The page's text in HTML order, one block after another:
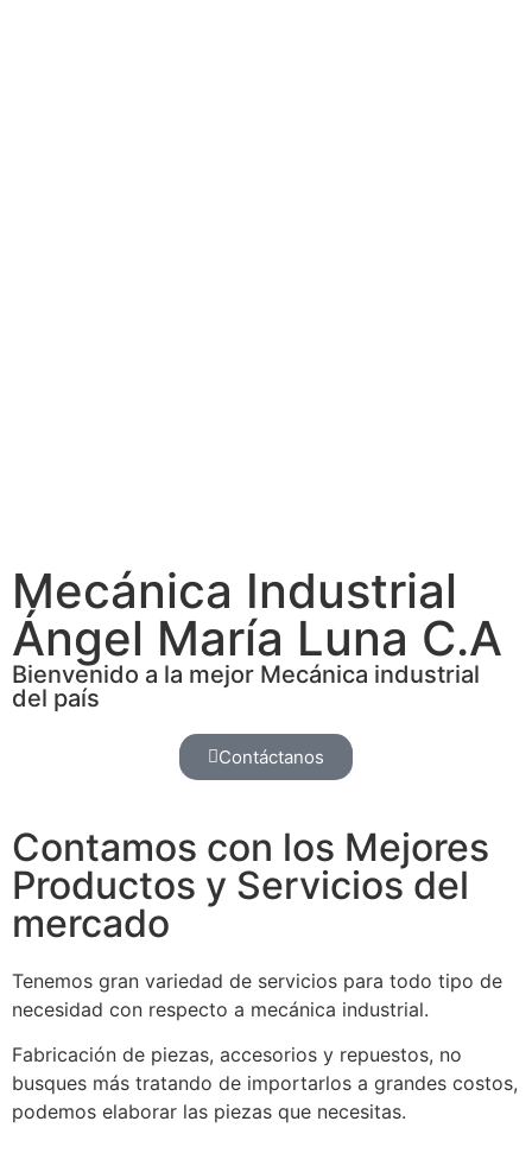
Mecánica Industrial
Ángel María Luna C.A
Bienvenido a la mejor Mecánica industrial
del país
Contáctanos
Contamos con los Mejores
Productos y Servicios del
mercado
Tenemos gran variedad de servicios para todo tipo de
necesidad con respecto a mecánica industrial.
Fabricación de piezas, accesorios y repuestos, no
busques más tratando de importarlos a grandes costos,
podemos elaborar las piezas que necesitas.